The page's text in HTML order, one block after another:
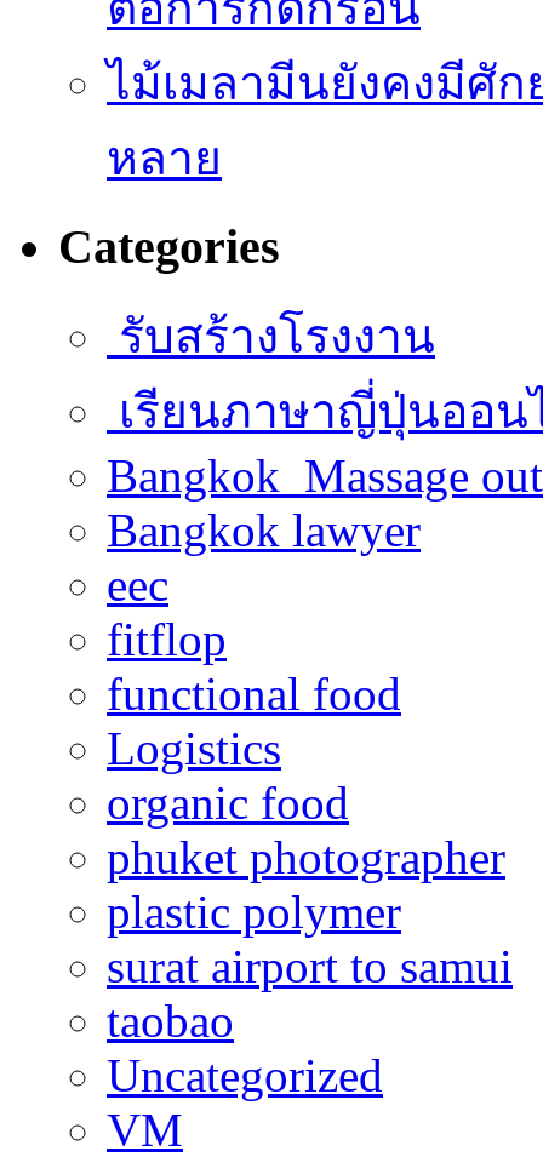
ไม้เมลามีนยังคงมีศั
หลาย
Categories
รับสร้างโรงงาน
เรียนภาษาญี่ปุ่นออน
Bangkok Massage
Bangkok lawyer
eec
fitflop
functional food
Logistics
organic food
phuket photographer
plastic polymer
surat airport to samui
taobao
Uncategorized
VM